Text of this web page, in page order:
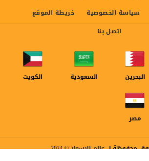
سياسة الخصوصية
خريطة الموقع
اتصل بنا
البحرين السعودية الكويت
مصر
محفوظة لعالم الاسعار© 2024